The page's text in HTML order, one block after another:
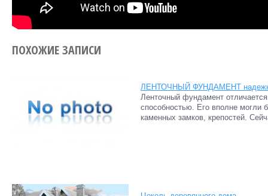
ПОХОЖИЕ ЗАПИСИ
ЛЕНТОЧНЫЙ ФУНДАМЕНТ
Ленточный фундамент
способностью. Его вполне могли
каменных замков, крепостей.